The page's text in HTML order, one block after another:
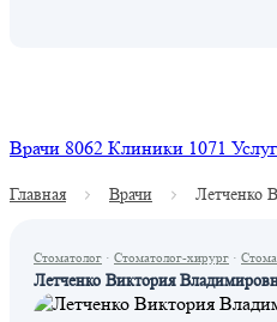
Врачи 8062 Клиники 1071
Главная Врачи Летченко
Стоматолог · Стоматолог-хирург ·
Летченко Виктория